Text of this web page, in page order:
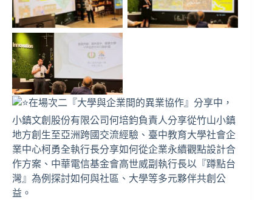
在場次二『大學與企業間的異業協作』分享中，
小鎮文創股份有限公司何培鈞負責人分享從竹山小鎮
地方創生至亞洲跨國交流經驗、臺中教育大學社會企
業中心柯勇全執行長分享如何從企業永續觀點設計合
作方案、中華電信基金會高世威副執行長以『蹲點台
灣』為例探討如何與社區、大學等多元夥伴共創公
益。